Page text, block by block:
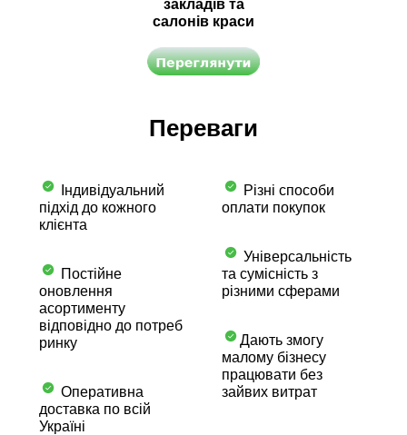
закладів та
салонів краси
Переваги
Індивідуальний
підхід до кожного
клієнта
Постійне
оновлення
асортименту
відповідно до потреб
ринку
Оперативна
доставка по всій
Україні
Різні способи
оплати покупок
Універсальність
та сумісність з
різними сферами
Дають змогу
малому бізнесу
працювати без
зайвих витрат